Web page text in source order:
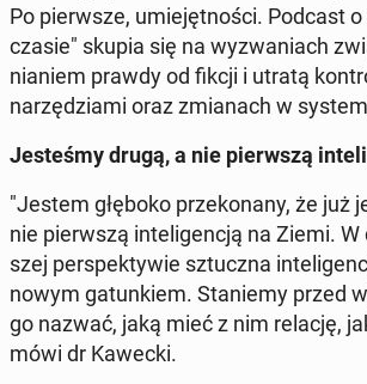
Po pierw­sze, umie­jęt­no­ści. Podcast
czasie" skupia się na wy­zwa­niach
nia­niem prawdy od fikcji i utratą
na­rzę­dzia­mi oraz zmia­nach w
Je­ste­śmy drugą, a nie pierw­szą
"Jestem głęboko prze­ko­na­ny, że już
nie pierw­szą in­te­li­gen­cją na Ziemi.
szej per­spek­ty­wie sztucz­na
nowym ga­tun­kiem. Sta­nie­my przed
go nazwać, jaką mieć z nim relację,
mówi dr Kawecki.